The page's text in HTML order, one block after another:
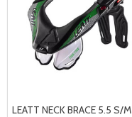
LEATT NECK BRACE 5.5 S/M